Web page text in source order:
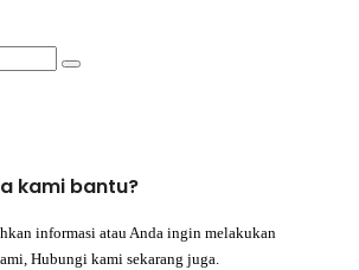
kami bantu?
informasi atau Anda ingin melakukan
Hubungi kami sekarang juga.